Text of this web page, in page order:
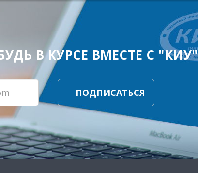
В КУРСЕ ВМЕСТЕ С
ПОДПИСАТЬСЯ